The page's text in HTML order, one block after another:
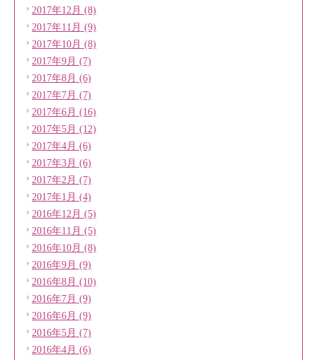
2017年12月 (8)
2017年11月 (9)
2017年10月 (8)
2017年9月 (7)
2017年8月 (6)
2017年7月 (7)
2017年6月 (16)
2017年5月 (12)
2017年4月 (6)
2017年3月 (6)
2017年2月 (7)
2017年1月 (4)
2016年12月 (5)
2016年11月 (5)
2016年10月 (8)
2016年9月 (9)
2016年8月 (10)
2016年7月 (9)
2016年6月 (9)
2016年5月 (7)
2016年4月 (6)